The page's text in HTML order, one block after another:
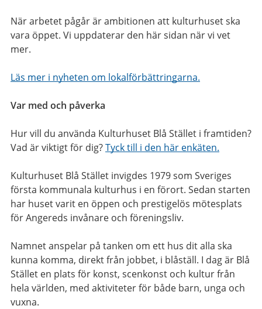
När arbetet pågår är ambitionen att kulturhuset ska
vara öppet. Vi uppdaterar den här sidan när vi vet
mer.
Läs mer i nyheten om lokalförbättringarna.
Var med och påverka
Hur vill du använda Kulturhuset Blå Stället i framtiden?
Vad är viktigt för dig?Tyck till i den här enkäten.
Kulturhuset Blå Stället invigdes 1979 som Sveriges
första kommunala kulturhus i en förort. Sedan starten
har huset varit en öppen och prestigelös mötesplats
för Angereds invånare och föreningsliv.
Namnet anspelar på tanken om ett hus dit alla ska
kunna komma, direkt från jobbet, i blåställ. I dag är Blå
Stället en plats för konst, scenkonst och kultur från
hela världen, med aktiviteter för både barn, unga och
vuxna.